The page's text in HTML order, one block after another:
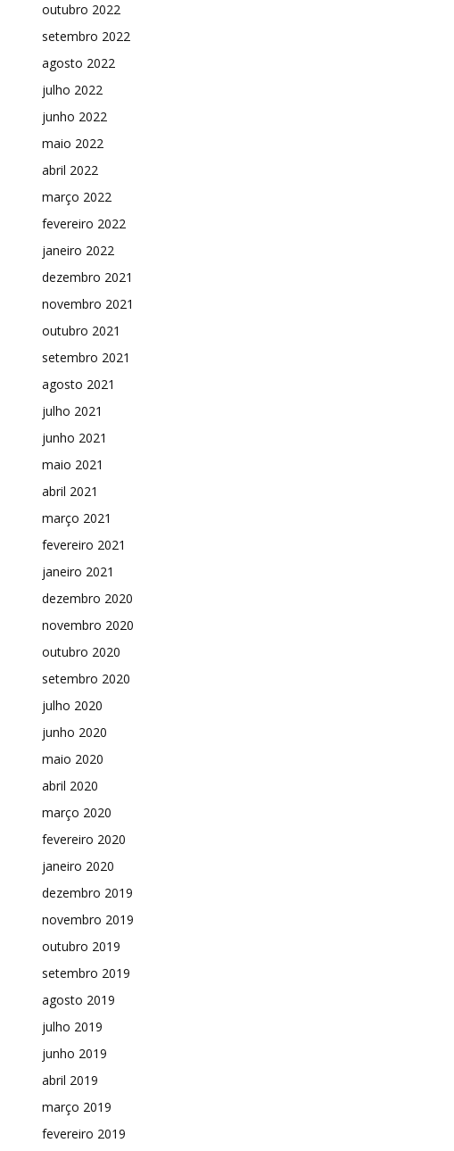
outubro 2022
setembro 2022
agosto 2022
julho 2022
junho 2022
maio 2022
abril 2022
março 2022
fevereiro 2022
janeiro 2022
dezembro 2021
novembro 2021
outubro 2021
setembro 2021
agosto 2021
julho 2021
junho 2021
maio 2021
abril 2021
março 2021
fevereiro 2021
janeiro 2021
dezembro 2020
novembro 2020
outubro 2020
setembro 2020
julho 2020
junho 2020
maio 2020
abril 2020
março 2020
fevereiro 2020
janeiro 2020
dezembro 2019
novembro 2019
outubro 2019
setembro 2019
agosto 2019
julho 2019
junho 2019
abril 2019
março 2019
fevereiro 2019